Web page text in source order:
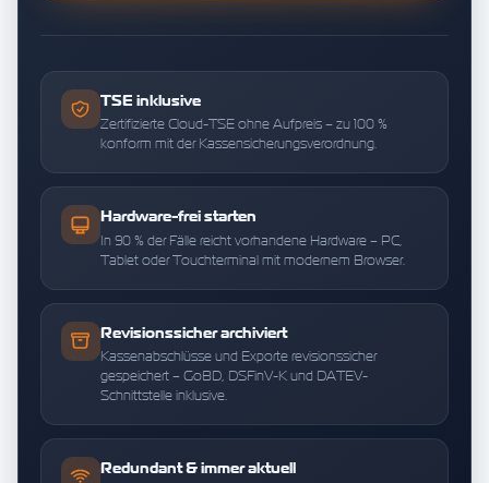
TSE inklusive
Zertifizierte Cloud-TSE ohne Aufpreis – zu 100 %
konform mit der Kassensicherungsverordnung.
Hardware-frei starten
In 90 % der Fälle reicht vorhandene Hardware – PC,
Tablet oder Touchterminal mit modernem Browser.
Revisionssicher archiviert
Kassenabschlüsse und Exporte revisionssicher
gespeichert – GoBD, DSFinV-K und DATEV-
Schnittstelle inklusive.
Redundant & immer aktuell